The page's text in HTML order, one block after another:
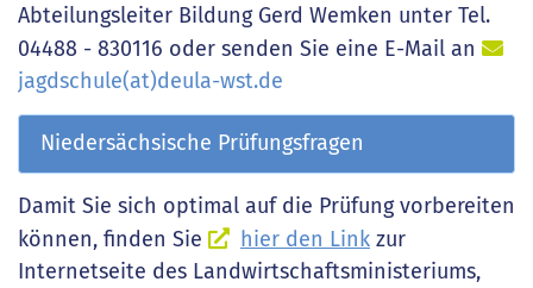
Abteilungsleiter Bildung Gerd Wemken unter Tel.
04488 - 830116 oder senden Sie eine E-Mail an
jagdschule(at)deula-wst.de
Niedersächsische Prüfungsfragen
Damit Sie sich optimal auf die Prüfung vorbereiten
können, finden Sie
hier den Link zur
Internetseite des Landwirtschaftsministeriums,